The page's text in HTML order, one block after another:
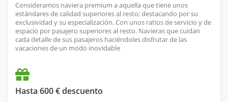
Consideramos naviera premium a aquella que tiene unos
estándares de calidad superiores al resto; destacando por su
exclusividad y su especialización. Con unos ratios de servicio y de
espacio por pasajero superiores al resto. Navieras que cuidan
cada detalle de sus pasajeros haciéndoles disfrutar de las
vacaciones de un modo inovidable
Hasta 600 € descuento